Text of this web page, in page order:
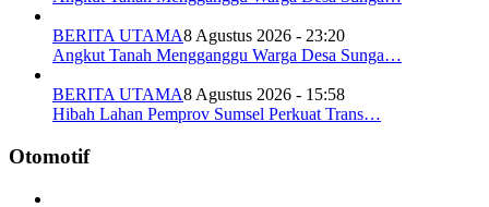
BERITA UTAMA8 Agustus 2026 - 23:20
Angkut Tanah Mengganggu Warga Desa Sunga…
BERITA UTAMA8 Agustus 2026 - 15:58
Hibah Lahan Pemprov Sumsel Perkuat Trans…
Otomotif